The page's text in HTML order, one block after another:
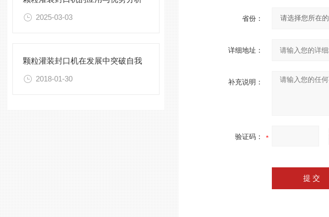
2025-03-03
颗粒灌装封口机在发展中突破自我
2018-01-30
省份：
详细地址：
补充说明：
验证码：